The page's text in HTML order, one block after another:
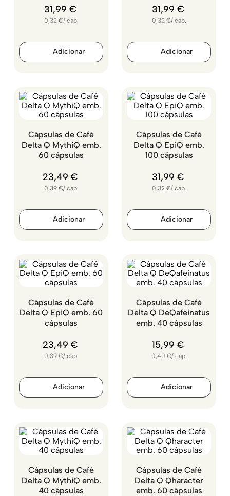
31,99 €
0,32 €/ cap.
31,99 €
0,32 €/ cap.
Cápsulas de Café
Delta Q MythiQ emb.
60 cápsulas
23,49 €
0,39 €/ cap.
Cápsulas de Café
Delta Q EpiQ emb.
100 cápsulas
31,99 €
0,32 €/ cap.
Cápsulas de Café
Delta Q EpiQ emb. 60
cápsulas
23,49 €
0,39 €/ cap.
Cápsulas de Café
Delta Q DeQafeinatus
emb. 40 cápsulas
15,99 €
0,40 €/ cap.
Cápsulas de Café
Delta Q MythiQ emb.
40 cápsulas
Cápsulas de Café
Delta Q Qharacter
emb. 60 cápsulas